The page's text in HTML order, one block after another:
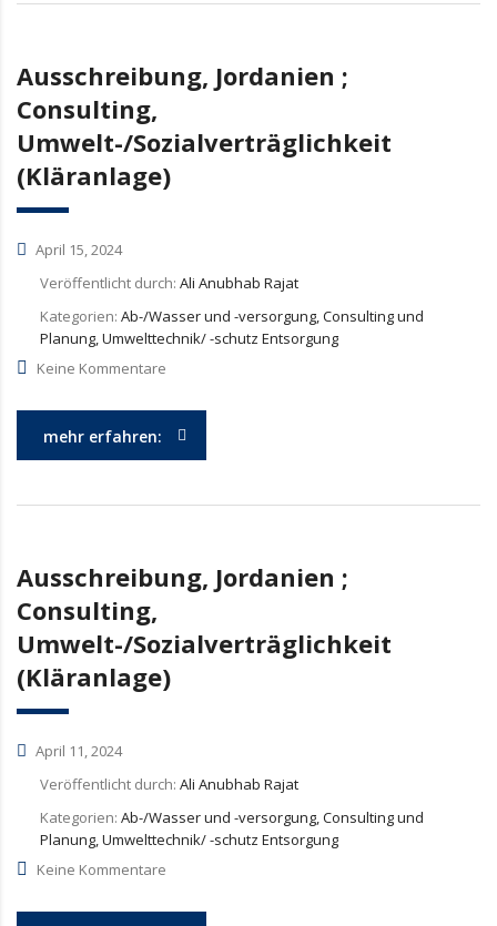
Ausschreibung, Jordanien ;
Consulting,
Umwelt-/Sozialverträglichkeit
(Kläranlage)
April 15, 2024
Veröffentlicht durch: Ali Anubhab Rajat
Kategorien: Ab-/Wasser und -versorgung, Consulting und
Planung, Umwelttechnik/ -schutz Entsorgung
Keine Kommentare
mehr erfahren:
Ausschreibung, Jordanien ;
Consulting,
Umwelt-/Sozialverträglichkeit
(Kläranlage)
April 11, 2024
Veröffentlicht durch: Ali Anubhab Rajat
Kategorien: Ab-/Wasser und -versorgung, Consulting und
Planung, Umwelttechnik/ -schutz Entsorgung
Keine Kommentare